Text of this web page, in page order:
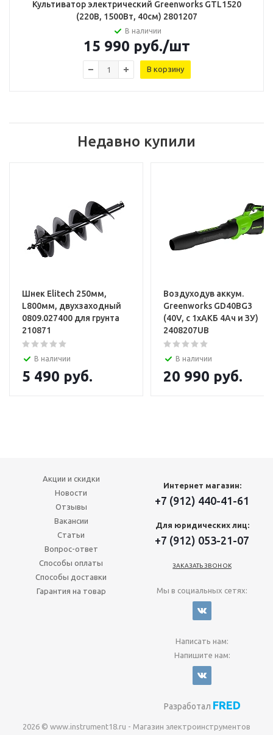
Культиватор электрический Greenworks GTL1520
(220В, 1500Вт, 40см) 2801207
В наличии
15 990 руб./шт
В корзину
Недавно купили
Шнек Elitech 250мм,
L800мм, двухзаходный
0809.027400 для грунта
210871
В наличии
5 490 руб.
Воздуходув аккум.
Greenworks GD40BG3
(40V, с 1хАКБ 4Ач и ЗУ)
2408207UB
В наличии
20 990 руб.
Акции и скидки
Новости
Отзывы
Вакансии
Статьи
Вопрос-ответ
Способы оплаты
Способы доставки
Гарантия на товар
Интернет магазин:
+7 (912) 440-41-61
Для юридических лиц:
+7 (912) 053-21-07
ЗАКАЗАТЬ ЗВОНОК
Мы в социальных сетях:
Написать нам:
Напишите нам:
Разработал FRED
2026 © www.instrument18.ru - Магазин электроинструментов